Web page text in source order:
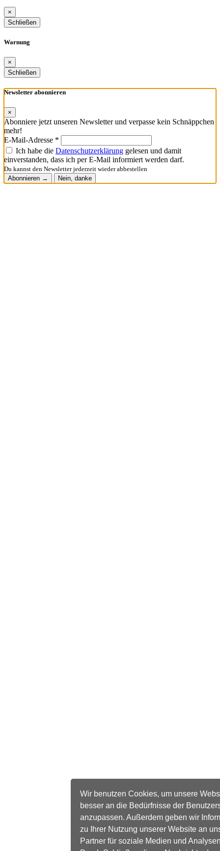
Wir benutzen Cookies, um unsere
besser an die Bedürfnisse der
anzupassen. Außerdem geben wir
zu Ihrer Nutzung unserer Website an
Partner für soziale Medien und
×
Schließen
Warnung
×
Schließen
Newsletter abonnieren
×
Abonniere jetzt unseren Newsletter und verpasse kein Schnäppchen
mehr!
E-Mail-Adresse *
Ich habe die Datenschutzerklärung gelesen und damit
einverstanden, dass ich per E-Mail informiert werden darf.
Du kannst den Newsletter jederzeit wieder abbestellen
Abonnieren →
Nein, danke